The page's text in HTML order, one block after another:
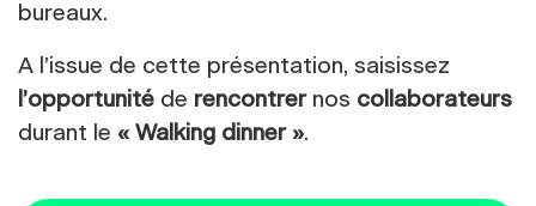
bureaux.
A l’issue de cette présentation, saisissez
l’opportunité de rencontrer nos collaborateurs
durant le « Walking dinner ».